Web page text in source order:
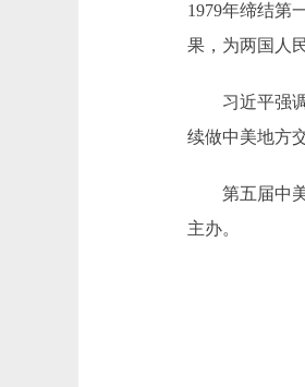
1979年缔结第
果，为两国人
习近平强调
续做中美地方
第五届中美
主办。